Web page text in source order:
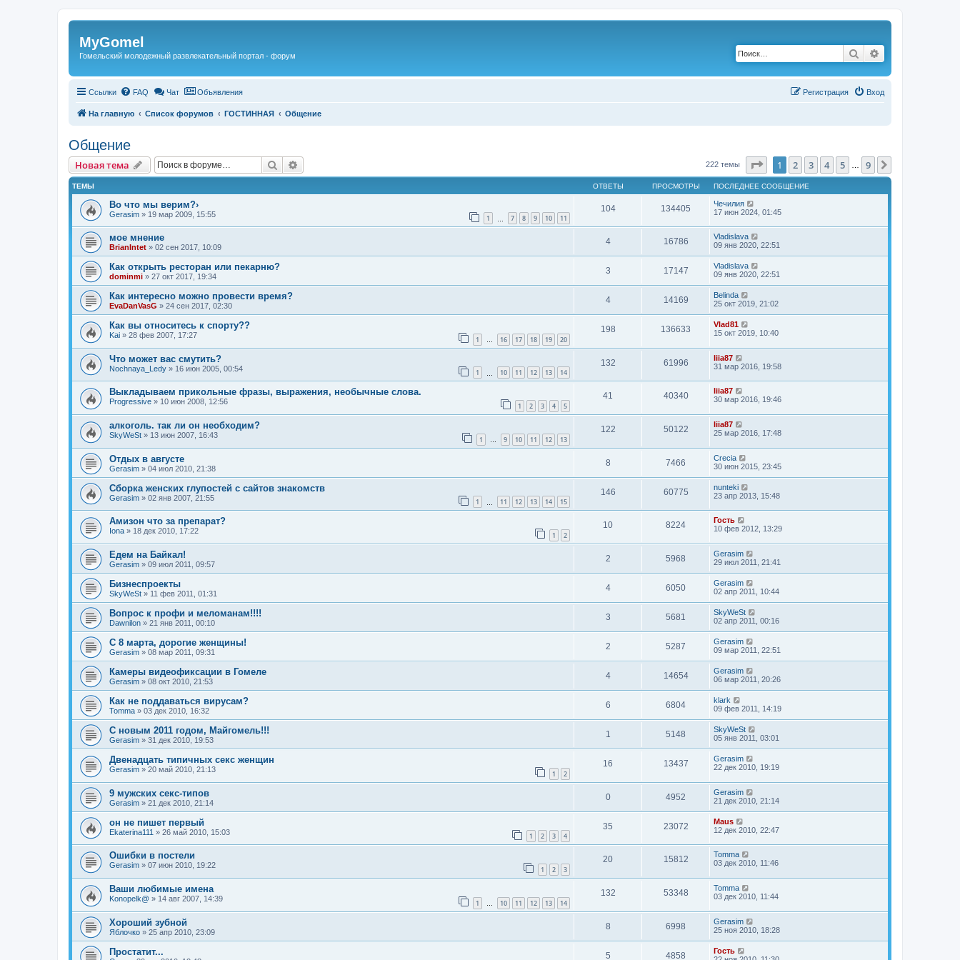
Регистрация
MyGomel
Гомельский молодежный развлекательный портал - форум Поиск
Ссылки FAQ Чат Объявления Вход
Регистрация
На главную Список форумов ГОСТИННАЯ Общение
Общение
Новая тема
Новаятема Поиск 222 темы Страница1 из
1 2 3 4 5 9
ТЕМЫ ОТВЕТЫ ПРОСМОТРЫ ПОСЛЕДНЕЕ СООБЩЕНИЕ
Во что мы верим?›
Gerasim » 19 мар 2009, 15:55 1 7 8 9 10 11
104 134405
Чечилия
17 июн 2024, 01:45
мое мнение
BrianIntet » 02 сен 2017, 10:09
4 16786
Vladislava
09 янв 2020, 22:51
Как открыть ресторан или пекарню?
dominmi » 27 окт 2017, 19:34
3 17147
Vladislava
09 янв 2020, 22:51
Как интересно можно провести время?
EvaDanVasG » 24 сен 2017, 02:30
4 14169
Belinda
25 окт 2019, 21:02
Как вы относитесь к спорту??
Kai » 28 фев 2007, 17:27 1 … 16 17 18 19 20
198 136633
Vlad81
15 окт 2019, 10:40
Что может вас смутить?
Nochnaya_Ledy » 16 июн 2005, 00:54 1 10 11 12 13 14
132 61996
liia87
31 мар 2016, 19:58
Выкладываем прикольные фразы, выражения, необычные слова.
Progressive » 10 июн 2008, 12:56 1 2 3 4 5
41 40340
liia87
30 мар 2016, 19:46
алкоголь. так ли он необходим?
SkyWeSt » 13 июн 2007, 16:43 1 … 9 10 11 12 13
122 50122
liia87
25 мар 2016, 17:48
Отдых в августе
Gerasim » 04 июл 2010, 21:38
8 7466
Crecia
30 июн 2015, 23:45
Сборка женских глупостей с сайтов знакомств
Gerasim » 02 янв 2007, 21:55 1 11 12 13 14 15
146 60775
nunteki
23 апр 2013, 15:48
Амизон что за препарат?
Iona » 18 дек 2010, 17:22 1 2
10 8224
Гость
10 фев 2012, 13:29
Едем на Байкал!
Gerasim » 09 июл 2011, 09:57
2 5968
Gerasim
29 июл 2011, 21:41
Бизнеспроекты
SkyWeSt » 11 фев 2011, 01:31
4 6050
Gerasim
02 апр 2011, 10:44
Вопрос к профи и меломанам!!!!
Dawnilon » 21 янв 2011, 00:10
3 5681
SkyWeSt
02 апр 2011, 00:16
С 8 марта, дорогие женщины!
Gerasim » 08 мар 2011, 09:31
2 5287
Gerasim
09 мар 2011, 22:51
Камеры видеофиксации в Гомеле
Gerasim » 08 окт 2010, 21:53
4 14654
Gerasim
06 мар 2011, 20:26
Как не поддаваться вирусам?
Tomma » 03 дек 2010, 16:32
6 6804
klark
09 фев 2011, 14:19
С новым 2011 годом, Майгомель!!!
Gerasim » 31 дек 2010, 19:53
1 5148
SkyWeSt
05 янв 2011, 03:01
Двенадцать типичных секс женщин
Gerasim » 20 май 2010, 21:13 1 2
16 13437
Gerasim
22 дек 2010, 19:19
9 мужских секс-типов
Gerasim » 21 дек 2010, 21:14
0 4952
Gerasim
21 дек 2010, 21:14
он не пишет первый
Ekaterina111 » 26 май 2010, 15:03 1 2 3 4
35 23072
Maus
12 дек 2010, 22:47
Ошибки в постели
Gerasim » 07 июн 2010, 19:22 1 2 3
20 15812
Tomma
03 дек 2010, 11:46
Ваши любимые имена
Konopelk@ » 14 авг 2007, 14:39 1 … 10 11 12 13 14
132 53348
Tomma
03 дек 2010, 11:44
Хороший зубной
Яблочко » 25 апр 2010, 23:09
8 6998
Gerasim
25 ноя 2010, 18:28
Простатит... 5 4858
Гость